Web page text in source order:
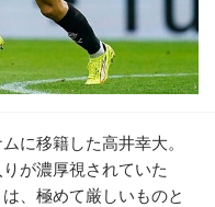
に移籍した高井幸大。
が濃厚視されていた
、極めて厳しいものと